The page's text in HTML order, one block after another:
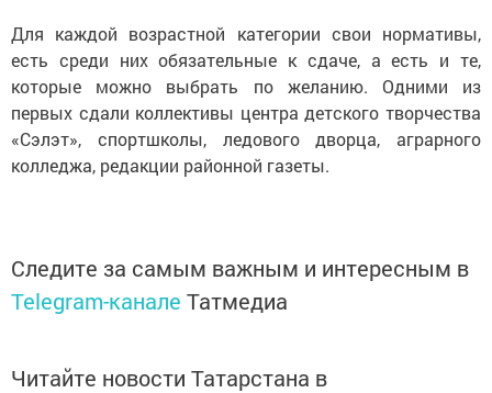
Для каждой возрастной категории свои нормативы,
есть среди них обязательные к сдаче, а есть и те,
которые можно выбрать по желанию. Одними из
первых сдали коллективы центра детского творчества
«Сэлэт», спортшколы, ледового дворца, аграрного
колледжа, редакции районной газеты.
Следите за самым важным и интересным в
Telegram-канале Татмедиа
Читайте новости Татарстана в